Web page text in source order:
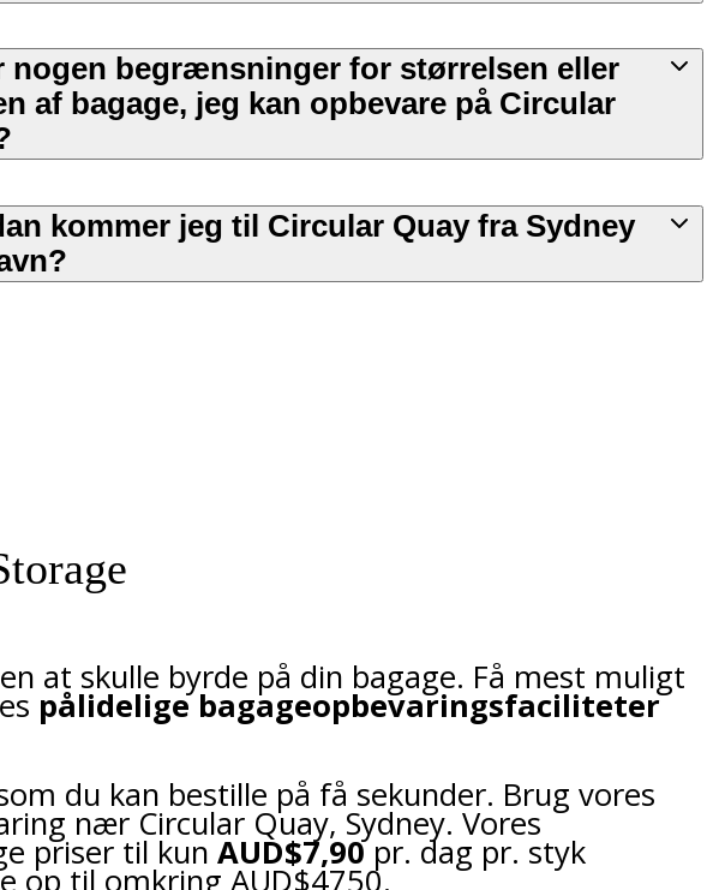
nogen begrænsninger for størrelsen eller
af bagage, jeg kan opbevare på Circular
kommer jeg til Circular Quay fra Sydney
at skulle byrde på din bagage. Få mest muligt
pålidelige bagageopbevaringsfaciliteter
du kan bestille på få sekunder. Brug vores
nær Circular Quay, Sydney. Vores
priser til kun AUD$7,90pr. dag pr. styk
op til omkring AUD$4750.